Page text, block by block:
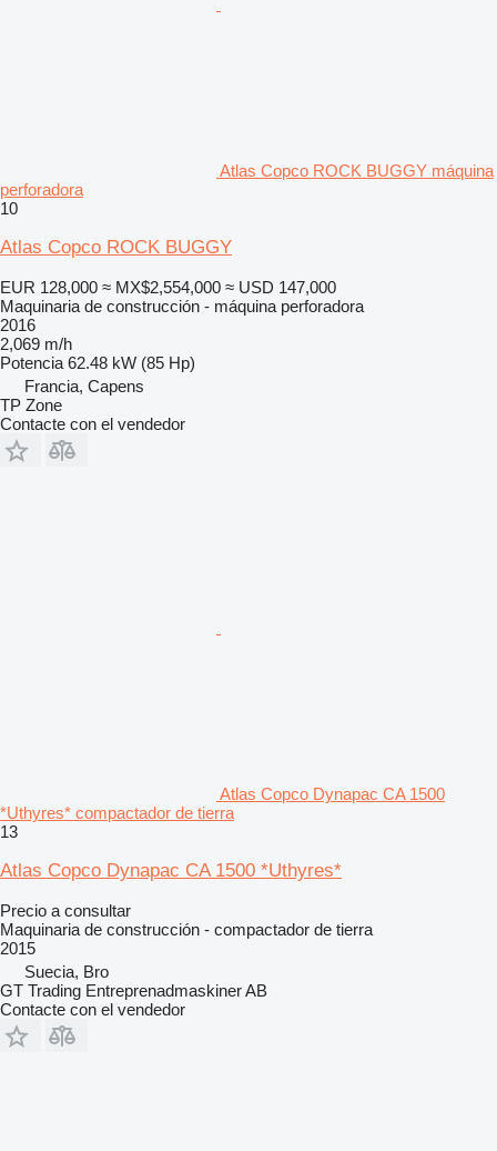
Atlas Copco ROCK BUGGY máquina
perforadora
10
Atlas Copco ROCK BUGGY
EUR 128,000 ≈ MX$2,554,000 ≈ USD 147,000
Maquinaria de construcción - máquina perforadora
2016
2,069 m/h
Potencia 62.48 kW (85 Hp)
Francia, Capens
TP Zone
Contacte con el vendedor
Atlas Copco Dynapac CA 1500
*Uthyres* compactador de tierra
13
Atlas Copco Dynapac CA 1500 *Uthyres*
Precio a consultar
Maquinaria de construcción - compactador de tierra
2015
Suecia, Bro
GT Trading Entreprenadmaskiner AB
Contacte con el vendedor